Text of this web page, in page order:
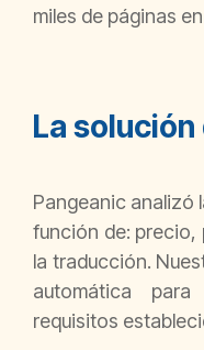
miles de páginas
La
Pangeanic analizó
función de: precio,
la traducción.
automática
requisitos